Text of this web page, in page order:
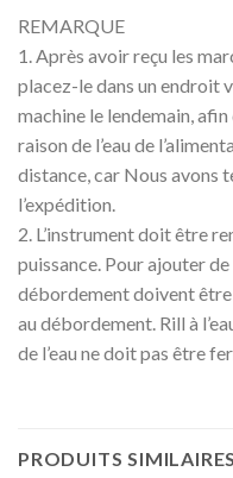
REMARQUE
1. Après avoir reçu les
placez-le dans un endroit
machine le lendemain,
raison de l’eau de
distance, car Nous avons
l’expédition.
2. L’instrument doit être
puissance. Pour ajouter de
débordement doivent
au débordement. Rill à
de l’eau ne doit pas être
PRODUITS SIMILAIRES